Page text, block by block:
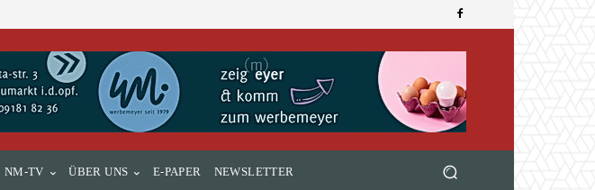
NM-TV ÜBER UNS E-PAPER NEWSLETTER